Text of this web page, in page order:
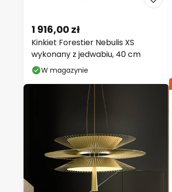
Kinkiet Forestier Nebulis XS
wykonany z jedwabiu, 40 cm
1 916,00 zł
W magazynie